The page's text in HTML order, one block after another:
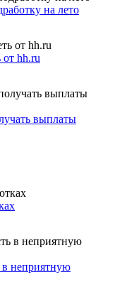
на лето
от hh.ru
выплаты
в неприятную